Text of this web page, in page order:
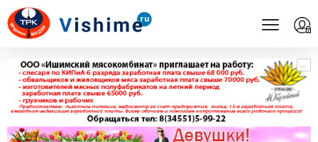
...
...